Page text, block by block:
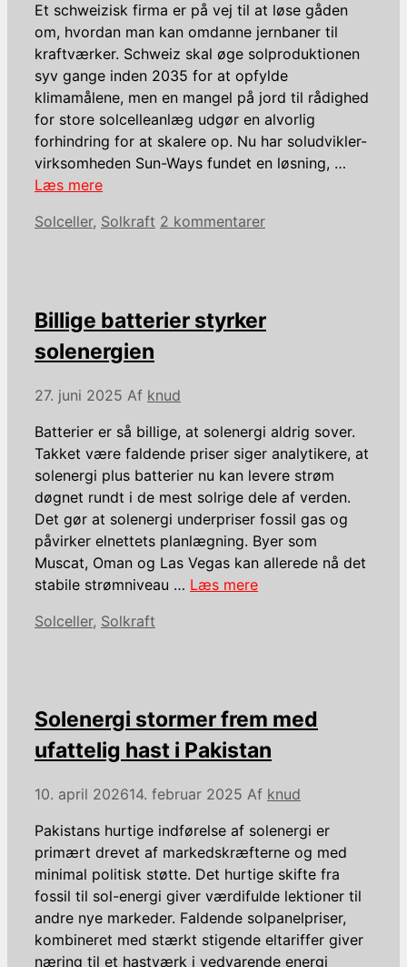
Et schweizisk firma er på vej til at løse gåden
om, hvordan man kan omdanne jernbaner til
kraftværker. Schweiz skal øge solproduktionen
syv gange inden 2035 for at opfylde
klimamålene, men en mangel på jord til rådighed
for store solcelleanlæg udgør en alvorlig
forhindring for at skalere op. Nu har soludvikler-
virksomheden Sun-Ways fundet en løsning, …
Læs mere
Kategorier
Solceller, Solkraft 2 kommentarer
Billige batterier styrker
solenergien
27. juni 2025 Af knud
Batterier er så billige, at solenergi aldrig sover.
Takket være faldende priser siger analytikere, at
solenergi plus batterier nu kan levere strøm
døgnet rundt i de mest solrige dele af verden.
Det gør at solenergi underpriser fossil gas og
påvirker elnettets planlægning. Byer som
Muscat, Oman og Las Vegas kan allerede nå det
stabile strømniveau … Læs mere
Kategorier
Solceller, Solkraft
Solenergi stormer frem med
ufattelig hast i Pakistan
10. april 202614. februar 2025 Af knud
Pakistans hurtige indførelse af solenergi er
primært drevet af markedskræfterne og med
minimal politisk støtte. Det hurtige skifte fra
fossil til sol-energi giver værdifulde lektioner til
andre nye markeder. Faldende solpanelpriser,
kombineret med stærkt stigende eltariffer giver
næring til et hastværk i vedvarende energi